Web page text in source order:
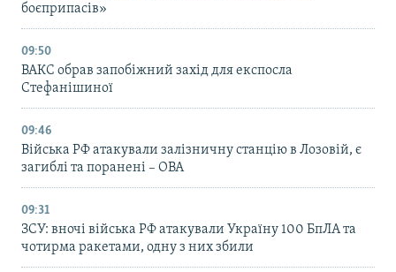
боєприпасів»
09:50
ВАКС обрав запобіжний захід для експосла
Стефанішиної
09:46
Війська РФ атакували залізничну станцію в Лозовій, є
загиблі та поранені – ОВА
09:31
ЗСУ: вночі війська РФ атакували Україну 100 БпЛА та
чотирма ракетами, одну з них збили